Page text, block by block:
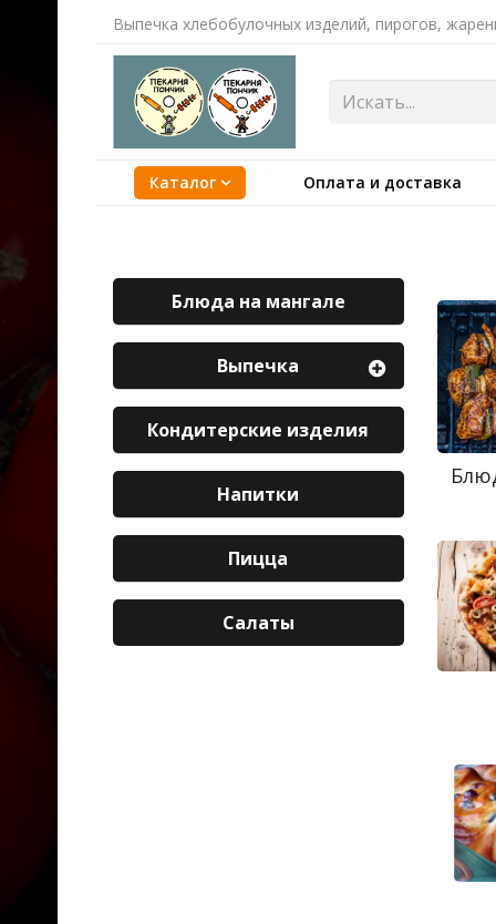
Выпечка хлебобулочных изделий, пирогов,
Каталог Оплата и доставка
Блюда на мангале
Выпечка
Кондитерские изделия
Напитки
Пицца
Салаты